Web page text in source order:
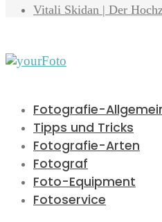
Vitali Skidan | Der
Fotografie-
Tipps und Tricks
Fotografie-Arten
Fotograf
Foto-Equipment
Fotoservice